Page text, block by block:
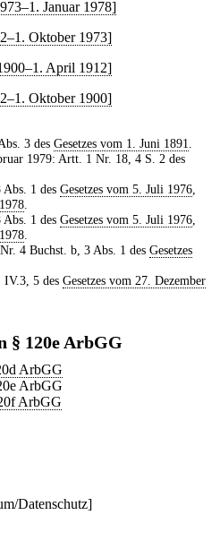
Januar 1978]
Oktober 1973]
April 1912]
Oktober 1900]
3 des Gesetzes vom 1. Juni 1891
1979: Artt. 1 Nr. 18, 4 S. 2 des
1 des Gesetzes vom 5. Juli 1976,
1 des Gesetzes vom 5. Juli 1976,
4 Buchst. b, 3 Abs. 1 des Gesetzes
5 des Gesetzes vom 27. Dezember
§ 120e ArbGG
ArbGG
ArbGG
ArbGG
Datenschutz]